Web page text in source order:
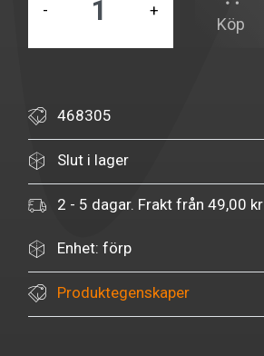
- +
Köp
468305
Slut i lager
2 - 5 dagar. Frakt från 49,00 kr
Enhet: förp
Produktegenskaper